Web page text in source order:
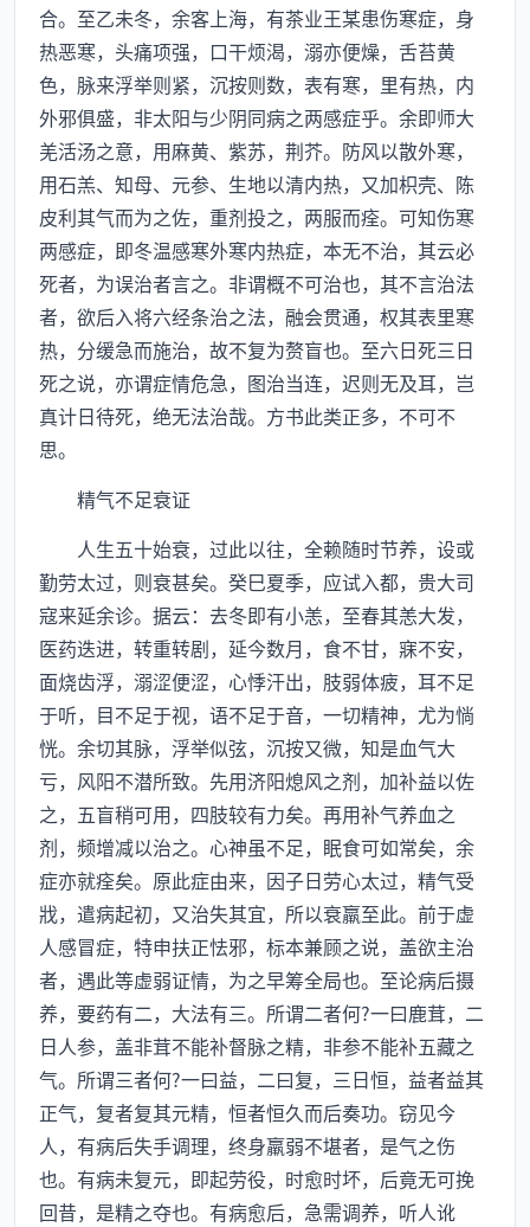
合。至乙未冬，余客上海，有茶业王某患伤寒症，身
热恶寒，头痛项强，口干烦渴，溺亦便燥，舌苔黄
色，脉来浮举则紧，沉按则数，表有寒，里有热，内
外邪俱盛，非太阳与少阴同病之两感症乎。余即师大
羌活汤之意，用麻黄、紫苏，荆芥。防风以散外寒，
用石羔、知母、元参、生地以清内热，又加枳壳、陈
皮利其气而为之佐，重剂投之，两服而痊。可知伤寒
两感症，即冬温感寒外寒内热症，本无不治，其云必
死者，为误治者言之。非谓概不可治也，其不言治法
者，欲后入将六经条治之法，融会贯通，权其表里寒
热，分缓急而施治，故不复为赘盲也。至六日死三日
死之说，亦谓症情危急，图治当连，迟则无及耳，岂
真计日待死，绝无法治哉。方书此类正多，不可不
思。
精气不足衰证
人生五十始衰，过此以往，全赖随时节养，设或
勤劳太过，则衰甚矣。癸巳夏季，应试入都，贵大司
寇来延余诊。据云：去冬即有小恙，至春其恙大发，
医药迭进，转重转剧，延今数月，食不甘，寐不安，
面烧齿浮，溺涩便涩，心悸汗出，肢弱体疲，耳不足
于听，目不足于视，语不足于音，一切精神，尤为惝
恍。余切其脉，浮举似弦，沉按又微，知是血气大
亏，风阳不潜所致。先用济阳熄风之剂，加补益以佐
之，五盲稍可用，四肢较有力矣。再用补气养血之
剂，频增减以治之。心神虽不足，眠食可如常矣，余
症亦就痊矣。原此症由来，因子日劳心太过，精气受
戕，遣病起初，又治失其宜，所以衰羸至此。前于虚
人感冒症，特申扶正怯邪，标本兼顾之说，盖欲主治
者，遇此等虚弱证情，为之早筹全局也。至论病后摄
养，要药有二，大法有三。所谓二者何?一曰鹿茸，二
日人参，盖非茸不能补督脉之精，非参不能补五藏之
气。所谓三者何?一曰益，二曰复，三日恒，益者益其
正气，复者复其元精，恒者恒久而后奏功。窃见今
人，有病后失手调理，终身羸弱不堪者，是气之伤
也。有病未复元，即起劳役，时愈时坏，后竟无可挽
回昔，是精之夺也。有病愈后，急需调养，听人讹